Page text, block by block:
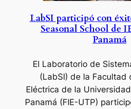
LabSI participó con
Seasonal School de
Panamá
El Laboratorio de
(LabSI) de la Facultad
Eléctrica de la
Panamá (FIE-UTP)